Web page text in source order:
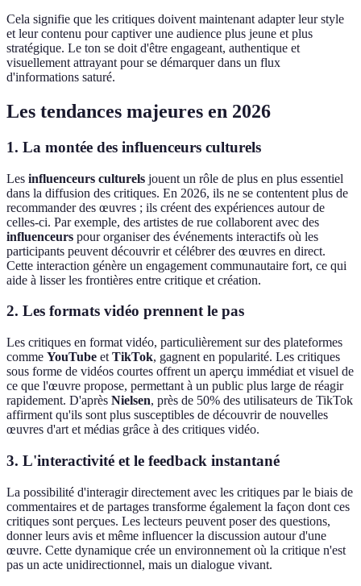
Cela signifie que les critiques doivent maintenant adapter leur style
et leur contenu pour captiver une audience plus jeune et plus
stratégique. Le ton se doit d'être engageant, authentique et
visuellement attrayant pour se démarquer dans un flux
d'informations saturé.
Les tendances majeures en 2026
1. La montée des influenceurs culturels
Les influenceurs culturels jouent un rôle de plus en plus essentiel
dans la diffusion des critiques. En 2026, ils ne se contentent plus de
recommander des œuvres ; ils créent des expériences autour de
celles-ci. Par exemple, des artistes de rue collaborent avec des
influenceurs pour organiser des événements interactifs où les
participants peuvent découvrir et célébrer des œuvres en direct.
Cette interaction génère un engagement communautaire fort, ce qui
aide à lisser les frontières entre critique et création.
2. Les formats vidéo prennent le pas
Les critiques en format vidéo, particulièrement sur des plateformes
comme YouTube et TikTok, gagnent en popularité. Les critiques
sous forme de vidéos courtes offrent un aperçu immédiat et visuel de
ce que l'œuvre propose, permettant à un public plus large de réagir
rapidement. D'après Nielsen, près de 50% des utilisateurs de TikTok
affirment qu'ils sont plus susceptibles de découvrir de nouvelles
œuvres d'art et médias grâce à des critiques vidéo.
3. L'interactivité et le feedback instantané
La possibilité d'interagir directement avec les critiques par le biais de
commentaires et de partages transforme également la façon dont ces
critiques sont perçues. Les lecteurs peuvent poser des questions,
donner leurs avis et même influencer la discussion autour d'une
œuvre. Cette dynamique crée un environnement où la critique n'est
pas un acte unidirectionnel, mais un dialogue vivant.